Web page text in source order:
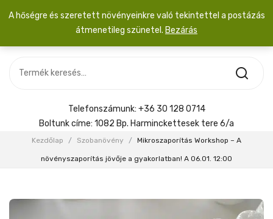
SZOBANÖVÉNY
KIEGÉSZÍTŐK
Menyasszonyi csokor
Telefonszámunk: +36 30 128 0714
Boltunk címe: 1082 Bp. Harminckettesek tere 6/a
Kezdőlap / Szobanövény / Mikroszaporítás Workshop – A
növényszaporítás jövője a gyakorlatban! A 06.01. 12:00
A hőségre és szeretett növényeinkre való tekintettel a postázás
átmenetileg szünetel. Bezárás